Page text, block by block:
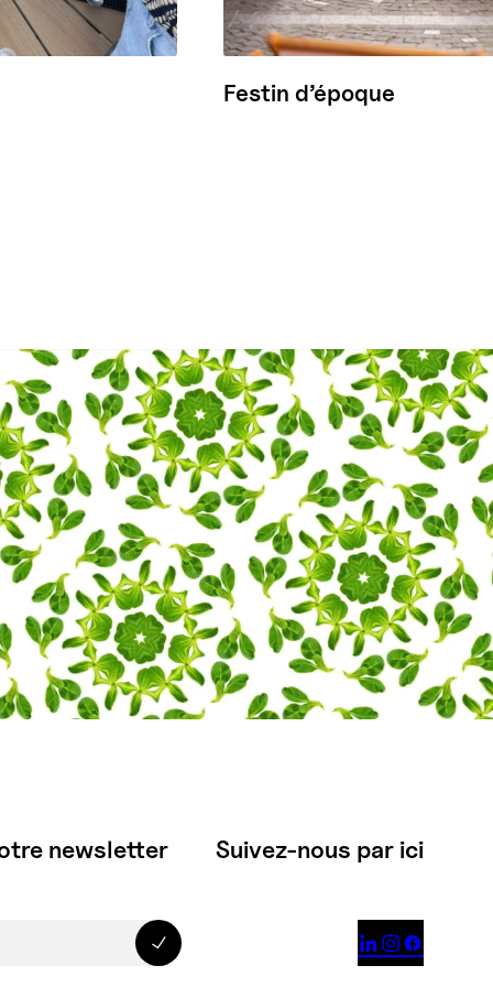
Festin d’époque
newsletter Suivez-nous par ici
  